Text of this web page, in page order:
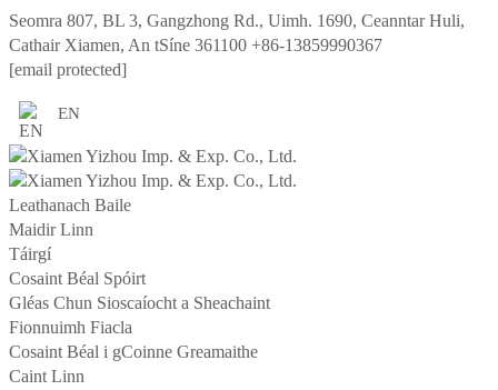
Seomra 807, BL 3, Gangzhong Rd., Uimh. 1690, Ceanntar Huli,
Cathair Xiamen, An tSíne 361100 +86-13859990367
[email protected]
EN
Leathanach Baile
Maidir Linn
Táirgí
Cosaint Béal Spóirt
Gléas Chun Sioscaíocht a Sheachaint
Fionnuimh Fiacla
Cosaint Béal i gCoinne Greamaithe
Caint Linn